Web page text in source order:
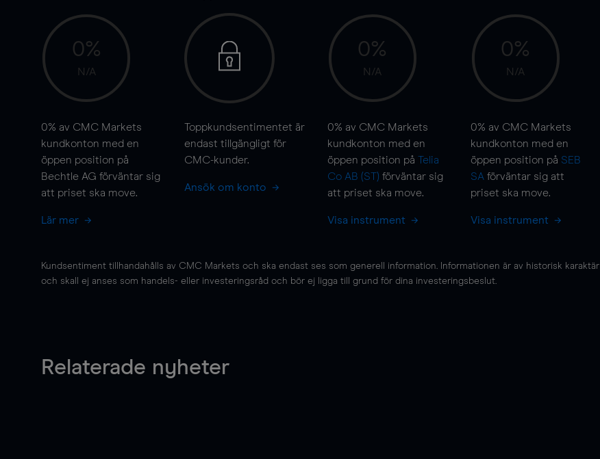
0%
N/A
0% av CMC Markets
kundkonton med en
öppen position på
Bechtle AG förväntar sig
att priset ska move.
Lär mer
Toppkundsentimentet är
endast tillgängligt för
CMC-kunder.
Ansök om konto
0%
N/A
0% av CMC Markets
kundkonton med en
öppen position på Telia
Co AB (ST) förväntar sig
att priset ska move.
Visa instrument
0%
N/A
0% av CMC Markets
kundkonton med en
öppen position på SEB
SA förväntar sig att
priset ska move.
Visa instrument
Kundsentiment tillhandahålls av CMC Markets och ska endast ses som generell information. Informationen är av historisk karaktär
och skall ej anses som handels- eller investeringsråd och bör ej ligga till grund för dina investeringsbeslut.
Relaterade nyheter